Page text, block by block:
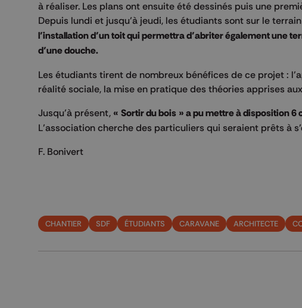
à réaliser. Les plans ont ensuite été dessinés puis une
Depuis lundi et jusqu’à jeudi, les étudiants sont sur le
l’installation d’un toit qui permettra d’abriter également une
d’une douche.
Les étudiants tirent de nombreux bénéfices de ce projet :
réalité sociale, la mise en pratique des théories apprises
Jusqu’à présent, « Sortir du bois » a pu mettre à disposition
L’association cherche des particuliers qui seraient prêts à
F. Bonivert
CHANTIER SDF ÉTUDIANTS CARAVANE ARCHITECTE